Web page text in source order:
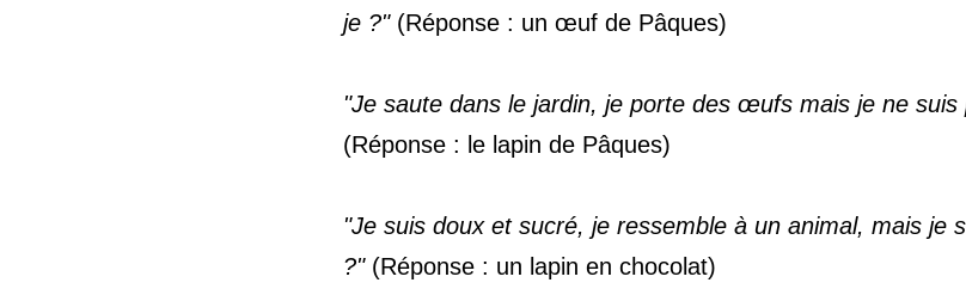
je ?"(Réponse : un œuf de Pâques)
"Je saute dans le jardin, je porte des œufs mais je ne
(Réponse : le lapin de Pâques)
"Je suis doux et sucré, je ressemble à un animal, mais je
?" (Réponse : un lapin en chocolat)